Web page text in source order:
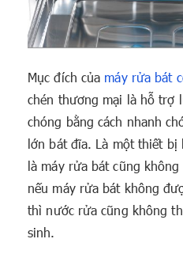
Mục đích của máy rửa bát
chén thương mại là hỗ trợ
chóng bằng cách nhanh
lớn bát đĩa. Là một thiết bị
là máy rửa bát cũng
nếu máy rửa bát không
thì nước rửa cũng không
sinh.